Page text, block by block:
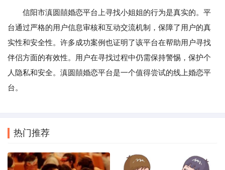
信阳市滇圆囍婚恋平台上寻找小姐姐的行为是真实的。平
台通过严格的用户信息审核和互动交流机制，保障了用户的真
实性和安全性。许多成功案例也证明了该平台在帮助用户寻找
伴侣方面的有效性。用户在寻找过程中仍需保持警惕，保护个
人隐私和安全。滇圆囍婚恋平台是一个值得尝试的线上婚恋平
台。
热门推荐